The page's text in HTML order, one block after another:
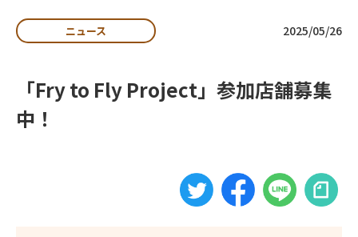
排出事業者向け資料ダウンロード
お問い合わせ
ニュース 2025/05/26
「Fry to Fly Project」参加店舗募集
中！